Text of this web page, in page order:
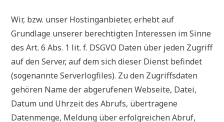
Wir, bzw. unser Hostinganbieter, erhebt auf
Grundlage unserer berechtigten Interessen im Sinne
des Art. 6 Abs. 1 lit. f. DSGVO Daten über jeden Zugriff
auf den Server, auf dem sich dieser Dienst befindet
(sogenannte Serverlogfiles). Zu den Zugriffsdaten
gehören Name der abgerufenen Webseite, Datei,
Datum und Uhrzeit des Abrufs, übertragene
Datenmenge, Meldung über erfolgreichen Abruf,